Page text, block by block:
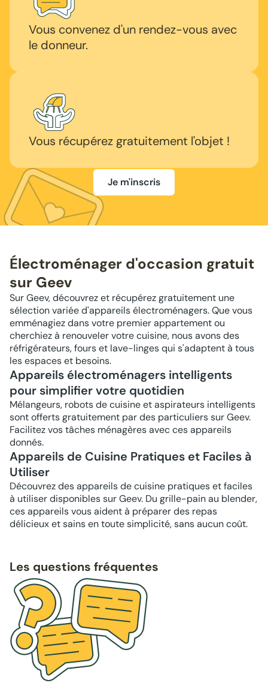
Vous convenez d'un rendez-vous avec
le donneur.
Vous récupérez gratuitement l'objet !
Je m'inscris
Électroménager d'occasion gratuit
sur Geev
Sur Geev, découvrez et récupérez gratuitement une
sélection variée d'appareils électroménagers. Que vous
emménagiez dans votre premier appartement ou
cherchiez à renouveler votre cuisine, nous avons des
réfrigérateurs, fours et lave-linges qui s'adaptent à tous
les espaces et besoins.
Appareils électroménagers intelligents
pour simplifier votre quotidien
Mélangeurs, robots de cuisine et aspirateurs intelligents
sont offerts gratuitement par des particuliers sur Geev.
Facilitez vos tâches ménagères avec ces appareils
donnés.
Appareils de Cuisine Pratiques et Faciles à
Utiliser
Découvrez des appareils de cuisine pratiques et faciles
à utiliser disponibles sur Geev. Du grille-pain au blender,
ces appareils vous aident à préparer des repas
délicieux et sains en toute simplicité, sans aucun coût.
Les questions fréquentes